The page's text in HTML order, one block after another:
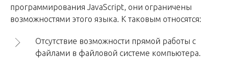
программирования JavaScript, они ограничены
возможностями этого языка. К таковым относятся:
Отсутствие возможности прямой работы с
файлами в файловой системе компьютера.